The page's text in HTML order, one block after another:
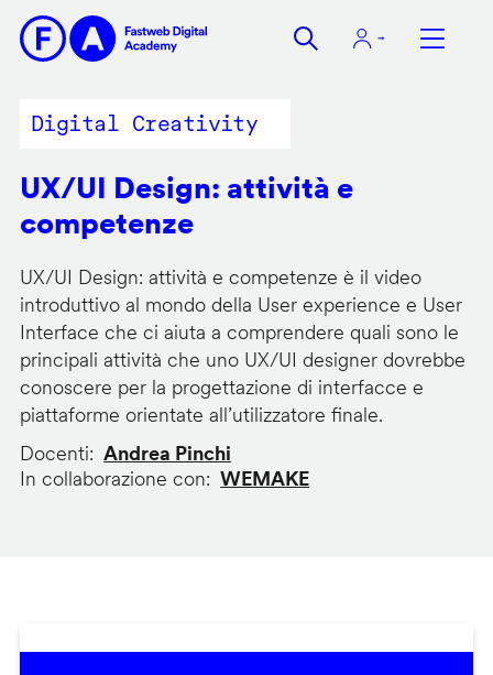
contenuto
Digital Creativity
UX/UI Design: attività e
competenze
UX/UI Design: attività e competenze è il video
introduttivo al mondo della User experience e User
Interface che ci aiuta a comprendere quali sono le
principali attività che uno UX/UI designer dovrebbe
conoscere per la progettazione di interfacce e
piattaforme orientate all’utilizzatore finale.
Docenti
Andrea Pinchi
In collaborazione con
WEMAKE